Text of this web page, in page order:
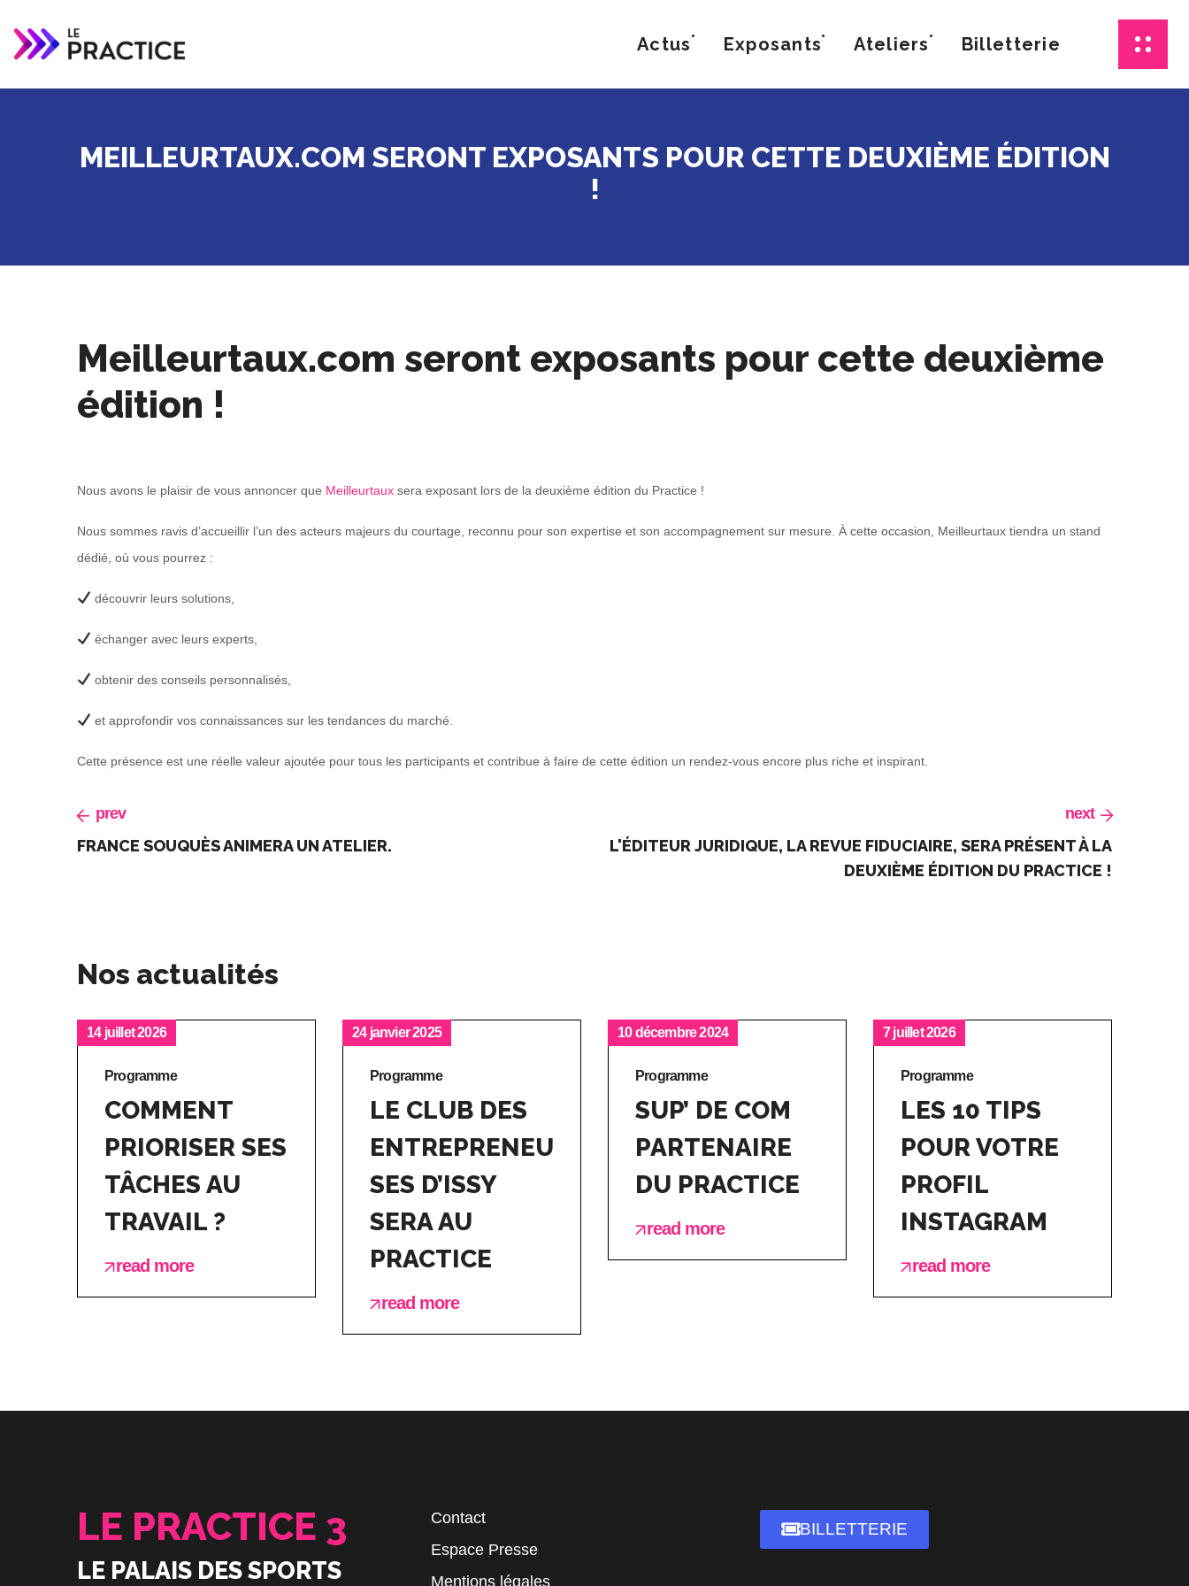
Actus Exposants Ateliers Billetterie
MEILLEURTAUX.COM SERONT EXPOSANTS POUR CETTE DEUXIÈME ÉDITION
!
Meilleurtaux.com seront exposants pour cette deuxième
édition !
Nous avons le plaisir de vous annoncer que Meilleurtaux sera exposant lors de la deuxième édition du Practice !
Nous sommes ravis d’accueillir l’un des acteurs majeurs du courtage, reconnu pour son expertise et son accompagnement sur mesure. À cette occasion, Meilleurtaux tiendra un stand
dédié, où vous pourrez :
découvrir leurs solutions,
échanger avec leurs experts,
obtenir des conseils personnalisés,
et approfondir vos connaissances sur les tendances du marché.
Cette présence est une réelle valeur ajoutée pour tous les participants et contribue à faire de cette édition un rendez-vous encore plus riche et inspirant.
prev
FRANCE SOUQUÈS ANIMERA UN ATELIER.
next
L'ÉDITEUR JURIDIQUE, LA REVUE FIDUCIAIRE, SERA PRÉSENT À LA
DEUXIÈME ÉDITION DU PRACTICE !
Nos actualités
14 juillet 2026
Programme
COMMENT
PRIORISER SES
TÂCHES AU
TRAVAIL ?
read more
24 janvier 2025
Programme
LE CLUB DES
ENTREPRENEU
SES D’ISSY
SERA AU
PRACTICE
read more
10 décembre 2024
Programme
SUP’ DE COM
PARTENAIRE
DU PRACTICE
read more
7 juillet 2026
Programme
LES 10 TIPS
POUR VOTRE
PROFIL
INSTAGRAM
read more
LE PRACTICE 3
LE PALAIS DES SPORTS
Contact
Espace Presse
Mentions légales
BILLETTERIE